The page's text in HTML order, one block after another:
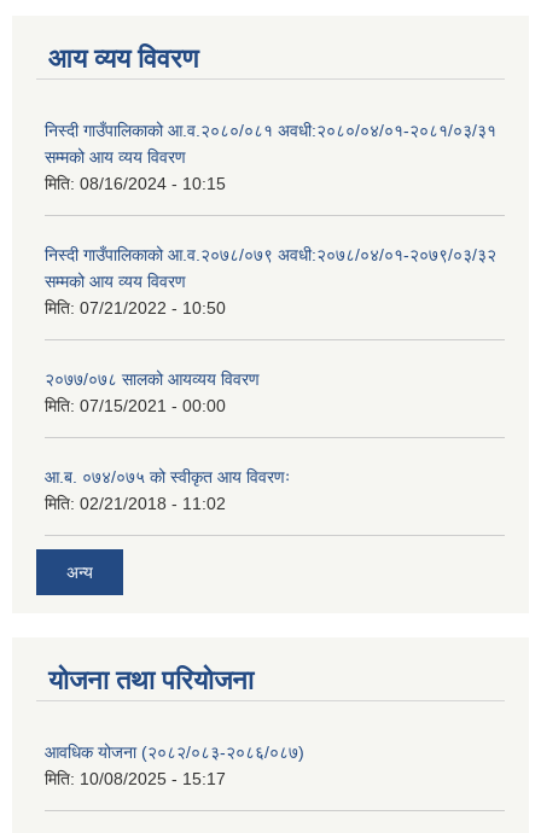
आय व्यय विवरण
निस्दी गाउँपालिकाको आ.व.२०८०/०८१ अवधी:२०८०/०४/०१-२०८१/०३/३१
सम्मको आय व्यय विवरण
मिति: 08/16/2024 - 10:15
निस्दी गाउँपालिकाको आ.व.२०७८/०७९ अवधी:२०७८/०४/०१-२०७९/०३/३२
सम्मको आय व्यय विवरण
मिति: 07/21/2022 - 10:50
२०७७/०७८ सालको आयव्यय विवरण
मिति: 07/15/2021 - 00:00
आ.ब. ०७४/०७५ को स्वीकृत आय विवरणः
मिति: 02/21/2018 - 11:02
अन्य
योजना तथा परियोजना
आवधिक योजना (२०८२/०८३-२०८६/०८७)
मिति: 10/08/2025 - 15:17